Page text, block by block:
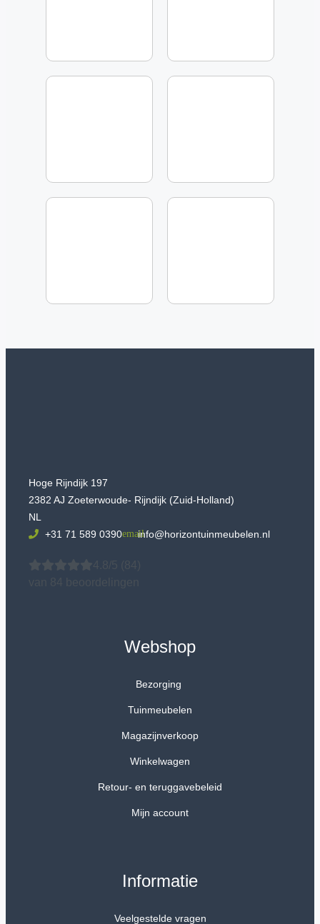
Hoge Rijndijk 197
2382 AJ Zoeterwoude- Rijndijk (Zuid-Holland)
NL
+31 71 589 0390
info@horizontuinmeubelen.nl
4.8/5
(84)
van 84 beoordelingen
Webshop
Bezorging
Tuinmeubelen
Magazijnverkoop
Winkelwagen
Retour- en teruggavebeleid
Mijn account
Informatie
Veelgestelde vragen